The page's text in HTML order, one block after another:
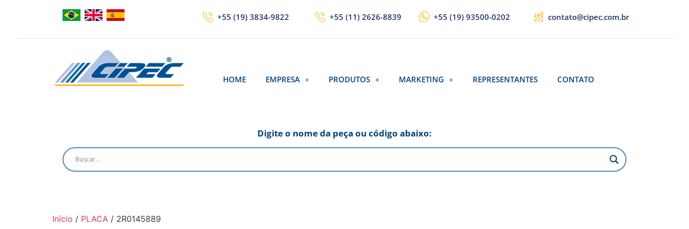
+55 (19) 3834-9822 +55 (11) 2626-8839 +55 (19) 93500-0202 contato@cipec.com.br
HOME EMPRESA PRODUTOS MARKETING REPRESENTANTES CONTATO
Digite o nome da peça ou código abaixo:
Início / PLACA / 2R0145889